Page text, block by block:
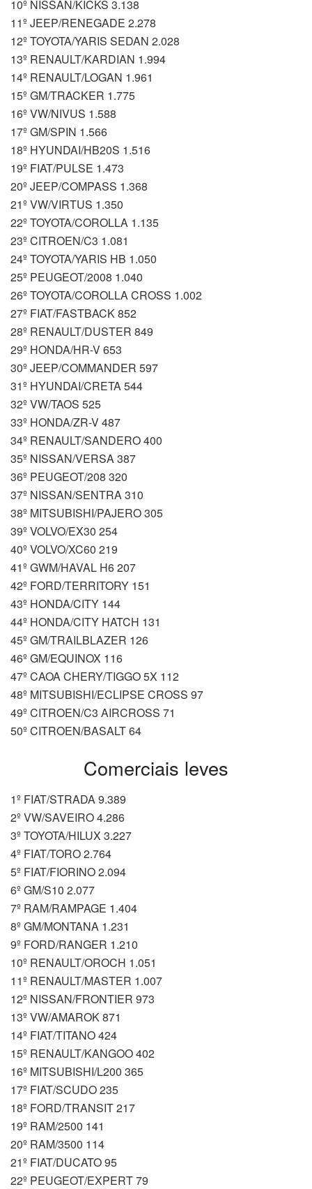
10º NISSAN/KICKS 3.138
11º JEEP/RENEGADE 2.278
12º TOYOTA/YARIS SEDAN 2.028
13º RENAULT/KARDIAN 1.994
14º RENAULT/LOGAN 1.961
15º GM/TRACKER 1.775
16º VW/NIVUS 1.588
17º GM/SPIN 1.566
18º HYUNDAI/HB20S 1.516
19º FIAT/PULSE 1.473
20º JEEP/COMPASS 1.368
21º VW/VIRTUS 1.350
22º TOYOTA/COROLLA 1.135
23º CITROEN/C3 1.081
24º TOYOTA/YARIS HB 1.050
25º PEUGEOT/2008 1.040
26º TOYOTA/COROLLA CROSS 1.002
27º FIAT/FASTBACK 852
28º RENAULT/DUSTER 849
29º HONDA/HR-V 653
30º JEEP/COMMANDER 597
31º HYUNDAI/CRETA 544
32º VW/TAOS 525
33º HONDA/ZR-V 487
34º RENAULT/SANDERO 400
35º NISSAN/VERSA 387
36º PEUGEOT/208 320
37º NISSAN/SENTRA 310
38º MITSUBISHI/PAJERO 305
39º VOLVO/EX30 254
40º VOLVO/XC60 219
41º GWM/HAVAL H6 207
42º FORD/TERRITORY 151
43º HONDA/CITY 144
44º HONDA/CITY HATCH 131
45º GM/TRAILBLAZER 126
46º GM/EQUINOX 116
47º CAOA CHERY/TIGGO 5X 112
48º MITSUBISHI/ECLIPSE CROSS 97
49º CITROEN/C3 AIRCROSS 71
50º CITROEN/BASALT 64
Comerciais leves
1º FIAT/STRADA 9.389
2º VW/SAVEIRO 4.286
3º TOYOTA/HILUX 3.227
4º FIAT/TORO 2.764
5º FIAT/FIORINO 2.094
6º GM/S10 2.077
7º RAM/RAMPAGE 1.404
8º GM/MONTANA 1.231
9º FORD/RANGER 1.210
10º RENAULT/OROCH 1.051
11º RENAULT/MASTER 1.007
12º NISSAN/FRONTIER 973
13º VW/AMAROK 871
14º FIAT/TITANO 424
15º RENAULT/KANGOO 402
16º MITSUBISHI/L200 365
17º FIAT/SCUDO 235
18º FORD/TRANSIT 217
19º RAM/2500 141
20º RAM/3500 114
21º FIAT/DUCATO 95
22º PEUGEOT/EXPERT 79